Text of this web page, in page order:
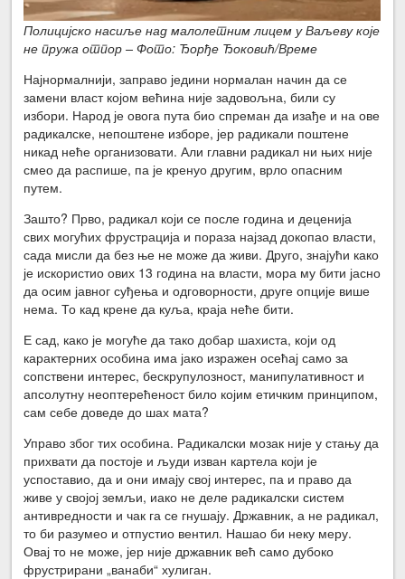
Полицијско насиље над малолетним лицем у Ваљеву које
не пружа отпор – Фото: Ђорђе Ђоковић/Време
Најнормалнији, заправо једини нормалан начин да се
замени власт којом већина није задовољна, били су
избори. Народ је овога пута био спреман да изађе и на ове
радикалске, непоштене изборе, јер радикали поштене
никад неће организовати. Али главни радикал ни њих није
смео да распише, па је кренуо другим, врло опасним
путем.
Зашто? Прво, радикал који се после година и деценија
свих могућих фрустрација и пораза најзад докопао власти,
сада мисли да без ње не може да живи. Друго, знајући како
је искористио ових 13 година на власти, мора му бити јасно
да осим јавног суђења и одговорности, друге опције више
нема. То кад крене да куља, краја неће бити.
Е сад, како је могуће да тако добар шахиста, који од
карактерних особина има јако изражен осећај само за
сопствени интерес, бескрупулозност, манипулативност и
апсолутну неоптерећеност било којим етичким принципом,
сам себе доведе до шах мата?
Управо због тих особина. Радикалски мозак није у стању да
прихвати да постоје и људи изван картела који је
успоставио, да и они имају свој интерес, па и право да
живе у својој земљи, иако не деле радикалски систем
антивредности и чак га се гнушају. Државник, а не радикал,
то би разумео и отпустио вентил. Нашао би неку меру.
Овај то не може, јер није државник већ само дубоко
фрустрирани „ванаби“ хулиган.